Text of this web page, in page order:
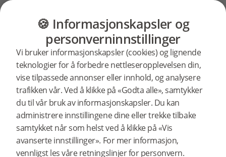
GULV MØBLER PRODUKTER
🍪 Informasjonskapsler og
personverninnstillinger
Vi bruker informasjonskapsler (cookies) og lignende
teknologier for å forbedre nettleseropplevelsen din,
vise tilpassede annonser eller innhold, og analysere
trafikken vår. Ved å klikke på «Godta alle», samtykker
du til vår bruk av informasjonskapsler. Du kan
administrere innstillingene dine eller trekke tilbake
samtykket når som helst ved å klikke på «Vis
avanserte innstillinger». For mer informasjon,
vennligst les våre retningslinjer for personvern.
Bjelin
lanserer
nye
produkter
Startside Nyheter
2024-11-26 | PRESSRELEASE
Bjelin forbereder seg til BAU-messen i München,
som finner sted 13.-17. januar 2025. Selskapet vil vise
frem sine nyeste gulvprodukter sammen med sine
etablerte kolleksjoner med innovativ teknologi.
Med sitt fokus på arkitektur, materialer og
systemer er BAU den ideelle plattformen for Bjelin.
På messen vil selskapet vise frem sin nyeste